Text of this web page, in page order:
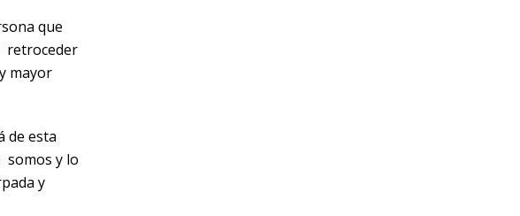
que
retroceder
mayor
de esta
somos y lo
y